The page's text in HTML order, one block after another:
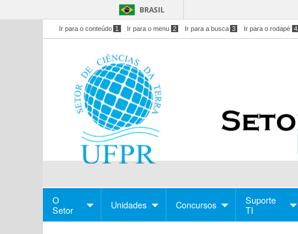
BRASIL
Ir para o conteúdo 1 Ir para o menu 2 Ir para a busca 3 Ir para o rodapé 4
O
Setor
Unidades Concursos
Suporte
TI